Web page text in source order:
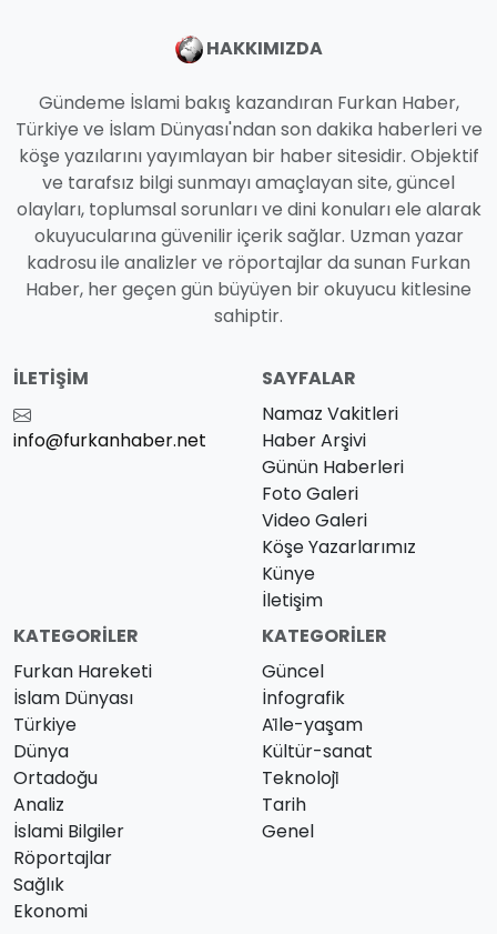
HAKKIMIZDA
Gündeme İslami bakış kazandıran Furkan Haber,
Türkiye ve İslam Dünyası'ndan son dakika haberleri ve
köşe yazılarını yayımlayan bir haber sitesidir. Objektif
ve tarafsız bilgi sunmayı amaçlayan site, güncel
olayları, toplumsal sorunları ve dini konuları ele alarak
okuyucularına güvenilir içerik sağlar. Uzman yazar
kadrosu ile analizler ve röportajlar da sunan Furkan
Haber, her geçen gün büyüyen bir okuyucu kitlesine
sahiptir.
İLETIŞIM
info@furkanhaber.net
SAYFALAR
Namaz Vakitleri
Haber Arşivi
Günün Haberleri
Foto Galeri
Video Galeri
Köşe Yazarlarımız
Künye
İletişim
KATEGORILER
Furkan Hareketi
İslam Dünyası
Türkiye
Dünya
Ortadoğu
Analiz
İslami Bilgiler
Röportajlar
Sağlık
Ekonomi
KATEGORILER
Güncel
İnfografik
Ai̇le-yaşam
Kültür-sanat
Teknoloji̇
Tarih
Genel